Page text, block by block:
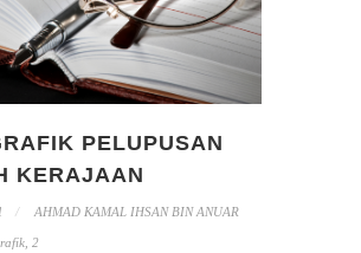
PELUPUSAN
KERAJAAN
AHMAD KAMAL IHSAN BIN ANUAR
, 2